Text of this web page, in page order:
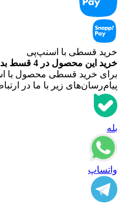
خرید قسطی با اسنپ‌‌پی
خرید این محصول در 4 قسط بدون سود با اسنپ‌‌پی
برای خرید قسطی محصول با
پیام‌رسان‌های زیر با ما در
بله
واتساپ